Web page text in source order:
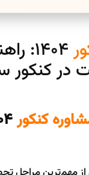
۱۴۰۴:
در کنکور
کنکور